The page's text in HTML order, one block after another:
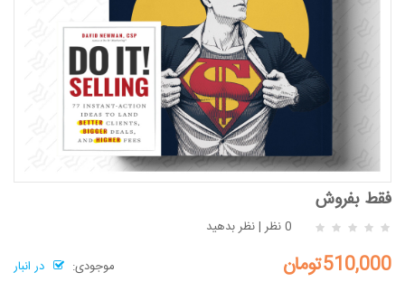
فقط بفروش
0 نظر |نظر بدهید
موجودی:
در انبار 510,000تومان